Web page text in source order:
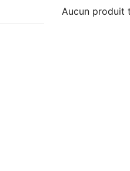
Aucun produit